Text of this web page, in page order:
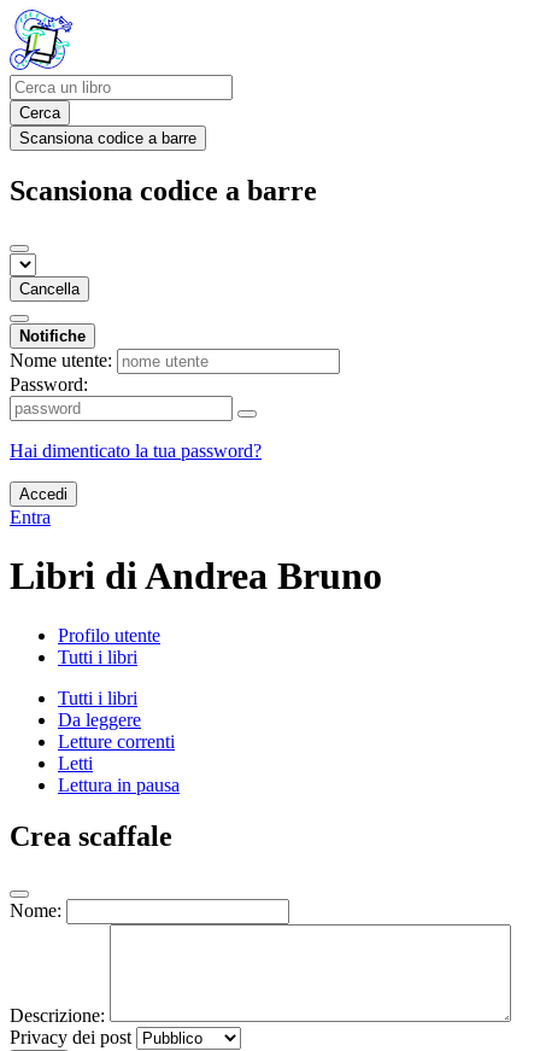
Cerca
Scansiona codice a barre
Scansiona codice a barre
Cancella
Notifiche
Nome utente:
Password:
Hai dimenticato la tua password?
Accedi
Entra
Libri di Andrea Bruno
Profilo utente
Tutti i libri
Tutti i libri
Da leggere
Letture correnti
Letti
Lettura in pausa
Crea scaffale
Nome:
Descrizione:
Privacy dei post